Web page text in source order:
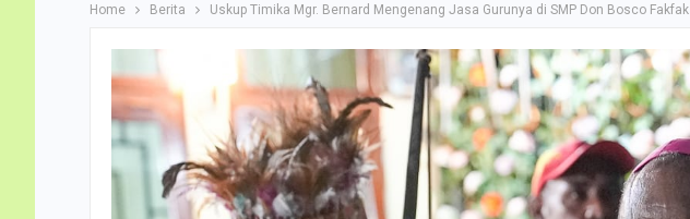
Home Berita Uskup Timika Mgr. Bernard Mengenang Jasa Gurunya di SMP Don Bosco Fakfak